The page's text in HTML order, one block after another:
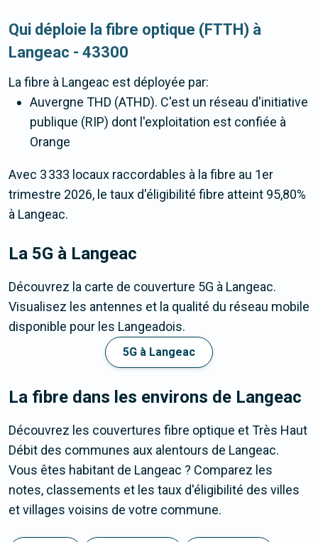
Qui déploie la fibre optique (FTTH) à
Langeac - 43300
La fibre à Langeac est déployée par:
Auvergne THD (ATHD). C'est un réseau d'initiative
publique (RIP) dont l'exploitation est confiée à
Orange
Avec 3 333 locaux raccordables à la fibre au 1er
trimestre 2026, le taux d'éligibilité fibre atteint 95,80%
à Langeac.
La 5G à Langeac
Découvrez la carte de couverture 5G à Langeac.
Visualisez les antennes et la qualité du réseau mobile
disponible pour les Langeadois.
5G à Langeac
La fibre dans les environs de Langeac
Découvrez les couvertures fibre optique et Très Haut
Débit des communes aux alentours de Langeac.
Vous êtes habitant de Langeac ? Comparez les
notes, classements et les taux d'éligibilité des villes
et villages voisins de votre commune.